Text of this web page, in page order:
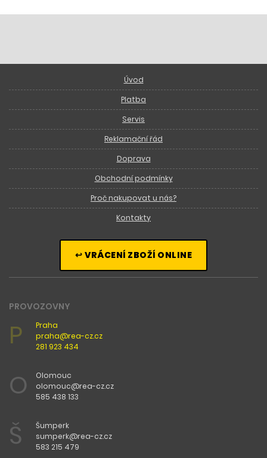
Úvod
Platba
Servis
Reklamační řád
Doprava
Obchodní podmínky
Proč nakupovat u nás?
Kontakty
↩ VRÁCENÍ ZBOŽÍ ONLINE
PROVOZOVNY
P
Praha
praha@rea-cz.cz
281 923 434
O
Olomouc
olomouc@rea-cz.cz
585 438 133
Š
Šumperk
sumperk@rea-cz.cz
583 215 479